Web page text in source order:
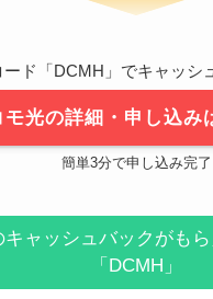
ード「DCMH」でキャッシ
モ光の詳細・申し込み
簡単3分で申し込み完了
キャッシュバックがも
「DCMH」